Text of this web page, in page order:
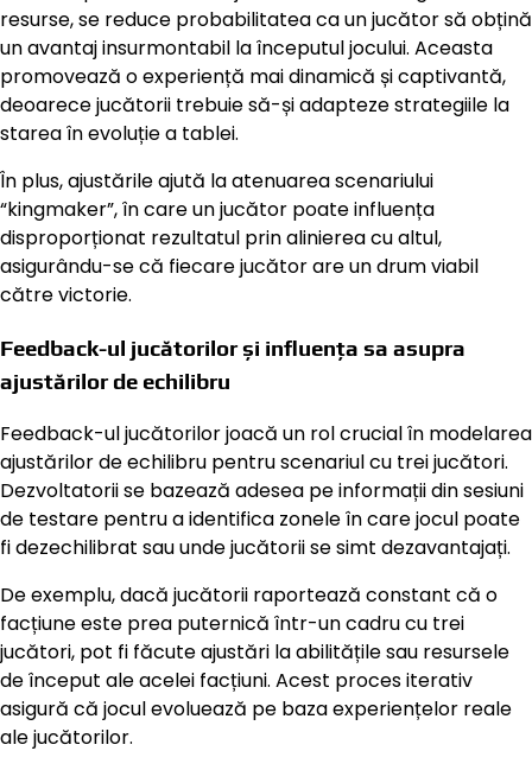
resurse, se reduce probabilitatea ca un jucător să obțină
un avantaj insurmontabil la începutul jocului. Aceasta
promovează o experiență mai dinamică și captivantă,
deoarece jucătorii trebuie să-și adapteze strategiile la
starea în evoluție a tablei.
În plus, ajustările ajută la atenuarea scenariului
“kingmaker”, în care un jucător poate influența
disproporționat rezultatul prin alinierea cu altul,
asigurându-se că fiecare jucător are un drum viabil
către victorie.
Feedback-ul jucătorilor și influența sa asupra
ajustărilor de echilibru
Feedback-ul jucătorilor joacă un rol crucial în modelarea
ajustărilor de echilibru pentru scenariul cu trei jucători.
Dezvoltatorii se bazează adesea pe informații din sesiuni
de testare pentru a identifica zonele în care jocul poate
fi dezechilibrat sau unde jucătorii se simt dezavantajați.
De exemplu, dacă jucătorii raportează constant că o
facțiune este prea puternică într-un cadru cu trei
jucători, pot fi făcute ajustări la abilitățile sau resursele
de început ale acelei facțiuni. Acest proces iterativ
asigură că jocul evoluează pe baza experiențelor reale
ale jucătorilor.